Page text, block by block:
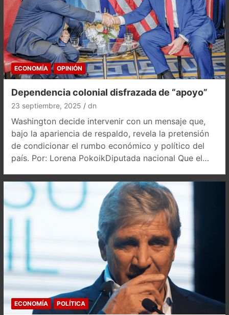
ECONOMÍA OPINIÓN
Dependencia colonial disfrazada de “apoyo”
23 septiembre, 2025 dn
Washington decide intervenir con un mensaje que,
bajo la apariencia de respaldo, revela la pretensión
de condicionar el rumbo económico y político del
país. Por: Lorena PokoikDiputada nacional Que el…
ECONOMÍA POLÍTICA